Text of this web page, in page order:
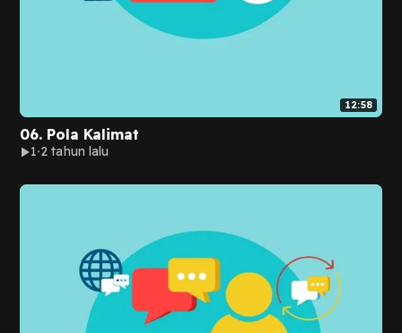
12:58
06. Pola Kalimat
1 2 tahun lalu